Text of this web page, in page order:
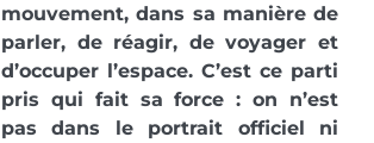
mouvement, dans sa manière de
parler, de réagir, de voyager et
d’occuper l’espace. C’est ce parti
pris qui fait sa force : on n’est
pas dans le portrait officiel ni